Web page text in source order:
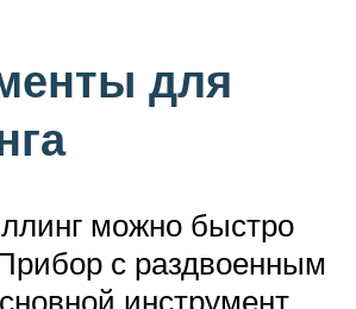
для
можно быстро
с раздвоенным
инструмент.